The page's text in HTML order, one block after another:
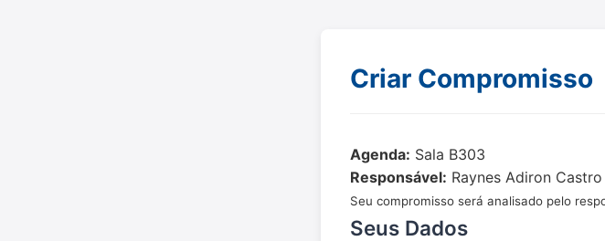
Criar Compromisso
Agenda: Sala B303
Responsável: Raynes Adiron Castro
Seu compromisso será analisado pelo
Seus Dados